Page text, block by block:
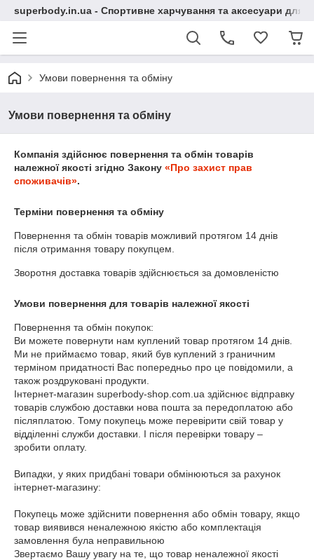
superbody.in.ua - Спортивне харчування та аксесуари для
Умови повернення та обміну
Умови повернення та обміну
Компанія здійснює повернення та обмін товарів
належної якості згідно Закону «Про захист прав
споживачів».
Терміни повернення та обміну
Повернення та обмін товарів можливий протягом 14 днів
після отримання товару покупцем.
Зворотня доставка товарів здійснюється за домовленістю
Умови повернення для товарів належної якості
Повернення та обмін покупок:
Ви можете повернути нам куплений товар протягом 14 днів.
Ми не приймаємо товар, який був куплений з граничним
терміном придатності Вас попередньо про це повідомили, а
також роздруковані продукти.
Інтернет-магазин superbody-shop.com.ua здійснює відправку
товарів службою доставки нова пошта за передоплатою або
післяплатою. Тому покупець може перевірити свій товар у
відділенні служби доставки. І після перевірки товару –
зробити оплату.
Випадки, у яких придбані товари обмінюються за рахунок
інтернет-магазину:
Покупець може здійснити повернення або обмін товару, якщо
товар виявився неналежною якістю або комплектація
замовлення була неправильною
Звертаємо Вашу увагу на те, що товар неналежної якості